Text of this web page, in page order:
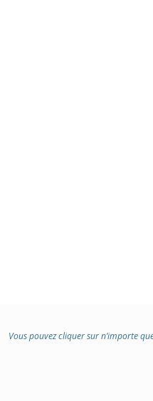
Vous pouvez cliquer sur n’importe